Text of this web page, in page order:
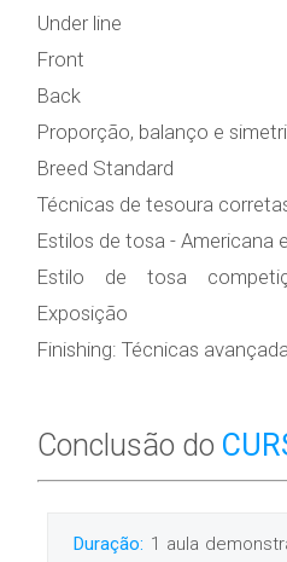
Under line
Front
Back
Proporção, balanço e
Breed Standard
Técnicas de tesoura
Estilos de tosa - Americana
Estilo de tosa
Exposição
Finishing: Técnicas
Conclusão do
Duração: 1 aula